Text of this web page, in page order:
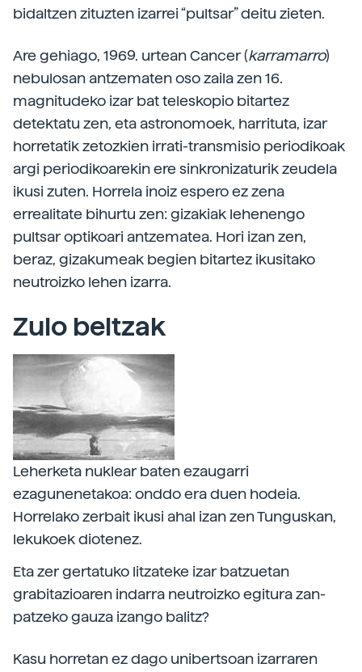
bidaltzen zituzten izarrei “pultsar” deitu zieten.
Are gehiago, 1969. urtean Cancer (karramarro)
nebulosan antzematen oso zaila zen 16.
magnitudeko izar bat teleskopio bitartez
detektatu zen, eta astronomoek, harrituta, izar
horretatik zetozkien irrati-transmisio periodikoak
argi periodikoarekin ere sinkronizaturik zeudela
ikusi zuten. Horrela inoiz espero ez zena
errealitate bihurtu zen: gizakiak lehenengo
pultsar optikoari antzematea. Hori izan zen,
beraz, gizakumeak begien bitartez ikusitako
neutroizko lehen izarra.
Zulo beltzak
Leherketa nuklear baten ezaugarri
ezagunenetakoa: onddo era duen hodeia.
Horrelako zerbait ikusi ahal izan zen Tunguskan,
lekukoek diotenez.
Eta zer gertatuko litzateke izar batzuetan
grabitazioaren indarra neutroizko egitura zan-
patzeko gauza izango balitz?
Kasu horretan ez dago unibertsoan izarraren